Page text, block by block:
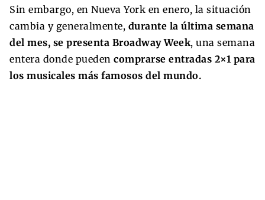
Sin embargo, en Nueva York en enero, la situación
cambia y generalmente, durante la última semana
del mes, se presenta Broadway Week, una semana
entera donde pueden comprarse entradas 2×1 para
los musicales más famosos del mundo.